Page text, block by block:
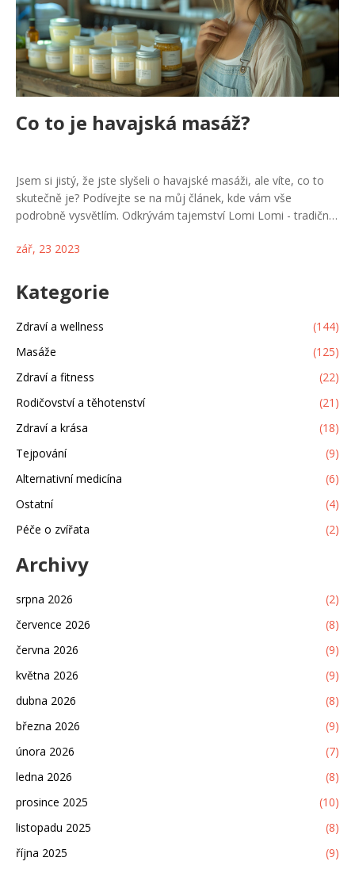
Co to je havajská masáž?
Jsem si jistý, že jste slyšeli o havajské masáži, ale víte, co to
skutečně je? Podívejte se na můj článek, kde vám vše
podrobně vysvětlím. Odkrývám tajemství Lomi Lomi - tradiční
energie. Také se dozvíte o výhodách tohoto typu masáže,
pohodu. Přečtěte si můj článek a objevte kouzlo havajské
masáže.
zář, 23 2023
Kategorie
Zdraví a wellness
(144)
Masáže
(125)
Zdraví a fitness
(22)
Rodičovství a těhotenství
(21)
Zdraví a krása
(18)
Tejpování
(9)
Alternativní medicína
(6)
Ostatní
(4)
Péče o zvířata
(2)
Archivy
srpna 2026
(2)
července 2026
(8)
června 2026
(9)
května 2026
(9)
dubna 2026
(8)
března 2026
(9)
února 2026
(7)
ledna 2026
(8)
prosince 2025
(10)
listopadu 2025
(8)
října 2025
(9)